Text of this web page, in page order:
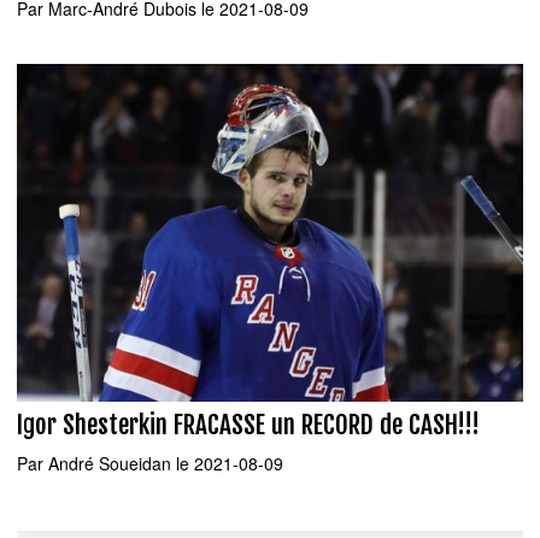
Par Marc-André Dubois le 2021-08-09
Igor Shesterkin FRACASSE un RECORD de CASH!!!
Par André Soueidan le 2021-08-09